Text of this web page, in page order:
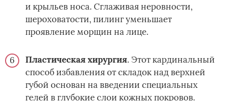
и крыльев носа. Сглаживая неровности,
шероховатости, пилинг уменьшает
проявление морщин на лице.
Пластическая хирургия. Этот кардинальный
способ избавления от складок над верхней
губой основан на введении специальных
гелей в глубокие слои кожных покровов.